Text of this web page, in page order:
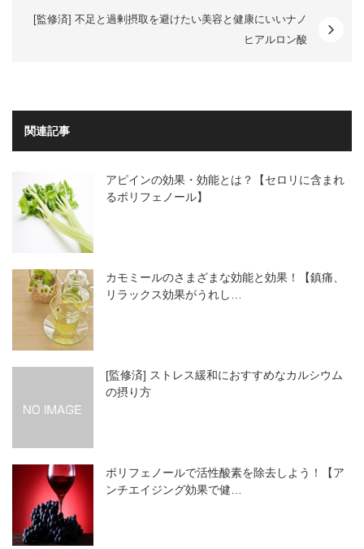
[監修済] 不足と過剰摂取を避けたい美容と健康にいいナノ
ヒアルロン酸
関連記事
アピインの効果・効能とは？【セロリに含まれ
るポリフェノール】
カモミールのさまざまな効能と効果！【鎮痛、
リラックス効果がうれし…
[監修済] ストレス緩和におすすめなカルシウム
の摂り方
ポリフェノールで活性酸素を除去しよう！【ア
ンチエイジング効果で健…